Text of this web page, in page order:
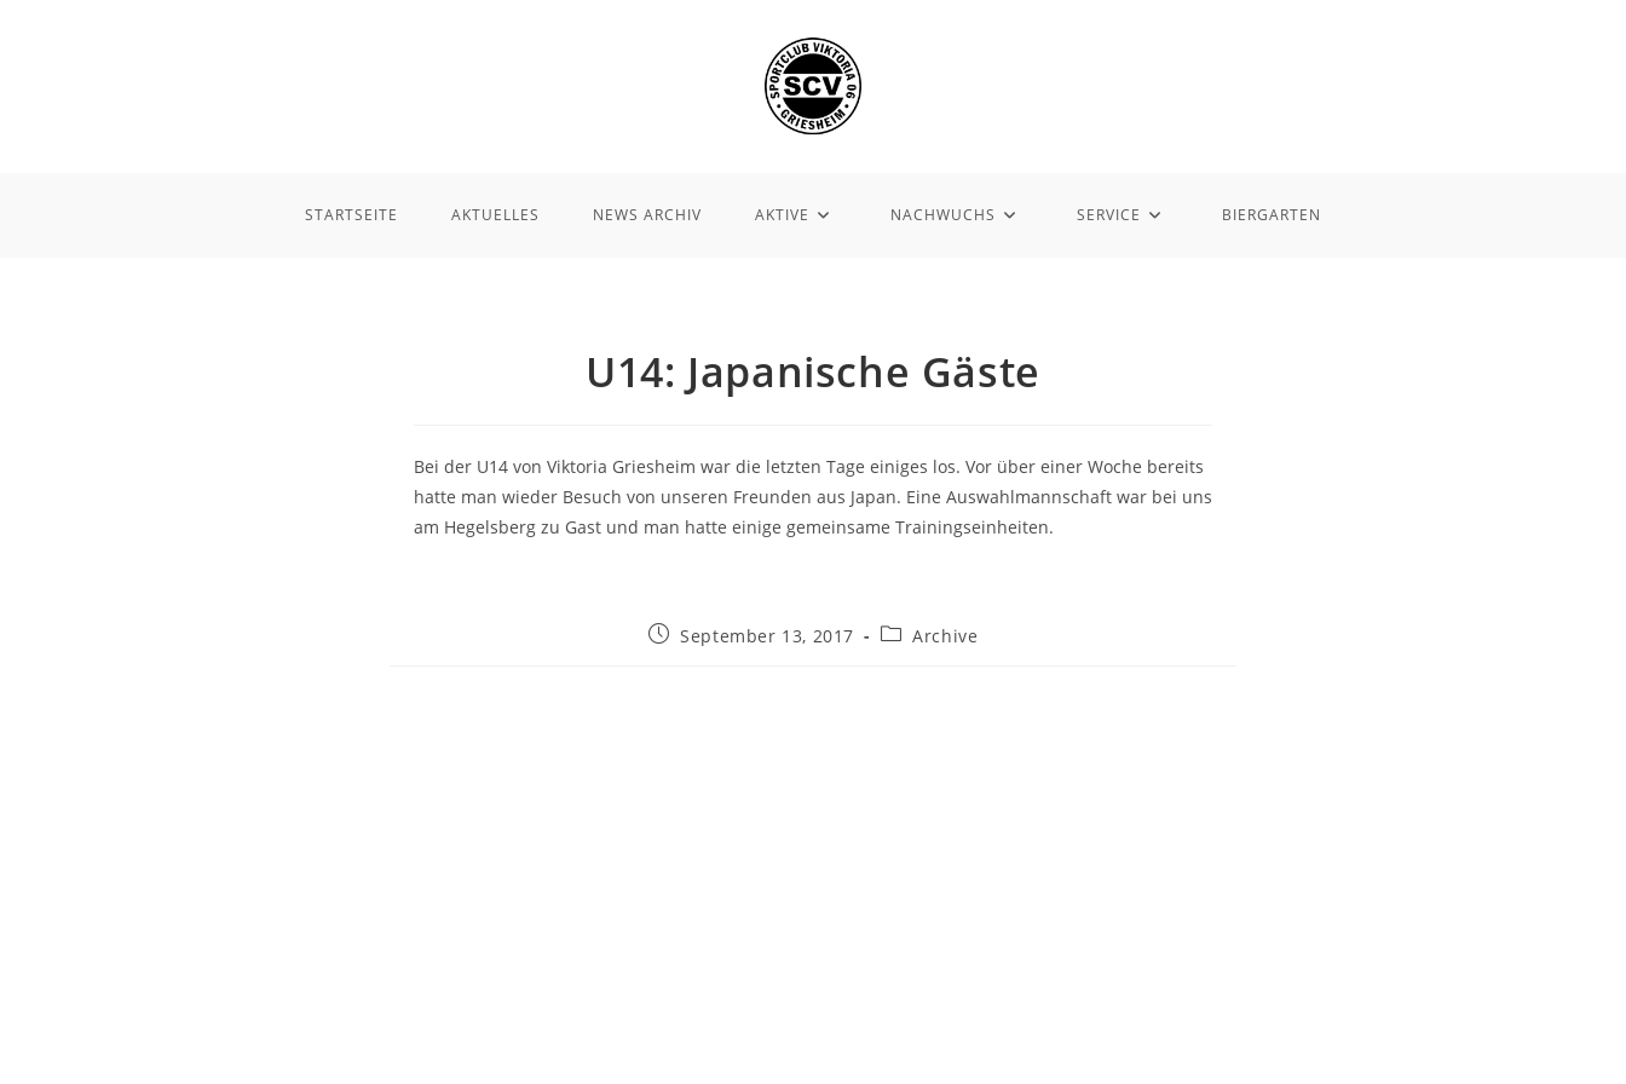
STARTSEITE AKTUELLES NEWS ARCHIV AKTIVE NACHWUCHS SERVICE BIERGARTEN
U14: Japanische Gäste
Bei der U14 von Viktoria Griesheim war die letzten Tage einiges los. Vor über einer Woche bereits
hatte man wieder Besuch von unseren Freunden aus Japan. Eine Auswahlmannschaft war bei uns
am Hegelsberg zu Gast und man hatte einige gemeinsame Trainingseinheiten.
BeitragSeptember 13, 2017
Beitrags-
Archive